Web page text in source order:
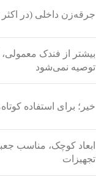
جرقه‌زن داخلی (در
بیشتر از فندک معمولی،
توصیه نمی‌شود
خیر؛ برای استفاده
ابعاد کوچک، مناسب
تجهیزات